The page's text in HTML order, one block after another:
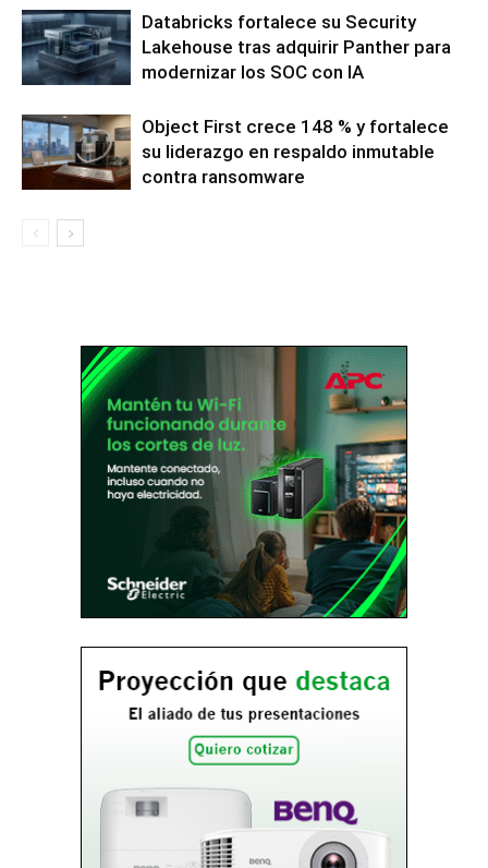
Databricks fortalece su Security
Lakehouse tras adquirir Panther para
modernizar los SOC con IA
Object First crece 148 % y fortalece
su liderazgo en respaldo inmutable
contra ransomware